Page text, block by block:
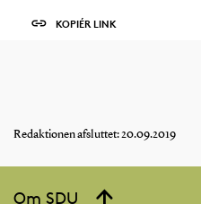
KOPIÉR LINK
Redaktionen afsluttet: 20.09.2019
Om SDU